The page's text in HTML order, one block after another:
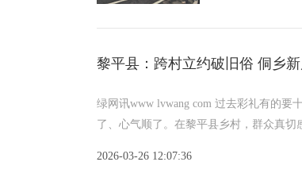
黎平县：跨村立约破旧俗 侗乡
绿网讯www lvwang com 过去彩礼有的要
了、心气顺了。在黎平县乡村，群众真
2026-03-26 12:07:36